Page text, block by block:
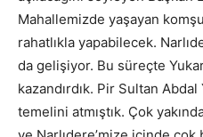
Mahallemizde yaşayan
rahatlıkla yapabilecek.
da gelişiyor. Bu süreçte
kazandırdık. Pir Sultan
temelini atmıştık. Çok